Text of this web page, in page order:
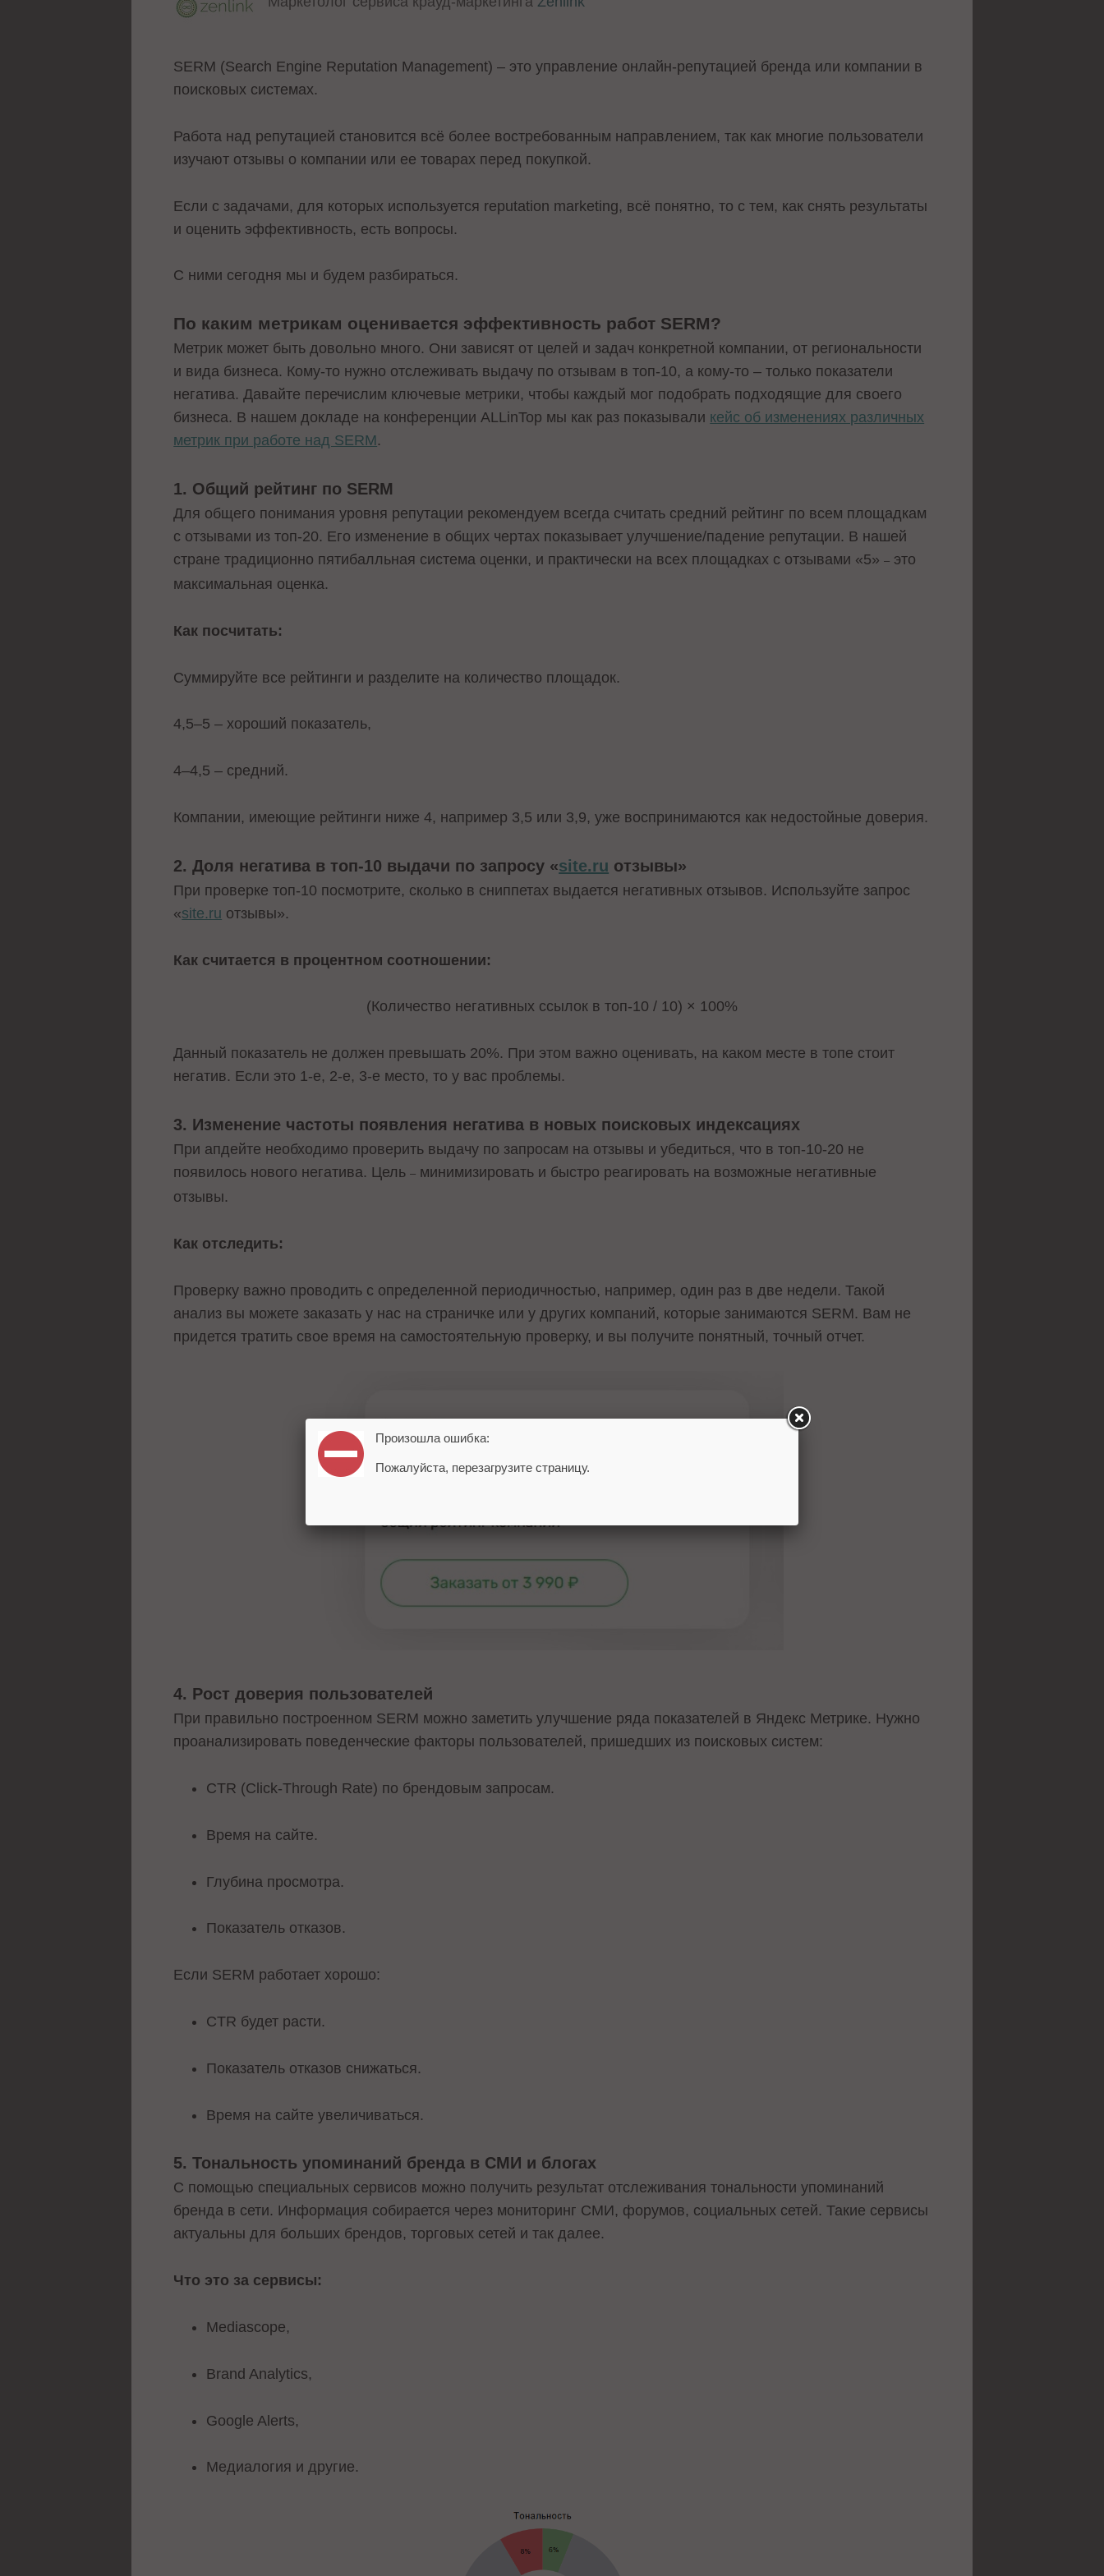
SERM (Search Engine Reputation Management) – это управление онлайн-репутацией бренда или компании в
поисковых системах.
Работа над репутацией становится всё более востребованным направлением, так как многие пользователи
изучают отзывы о компании или ее товарах перед покупкой.
Если с задачами, для которых используется reputation marketing, всё понятно, то с тем, как снять результаты
и оценить эффективность, есть вопросы.
С ними сегодня мы и будем разбираться.
По каким метрикам оценивается эффективность работ SERM?
Метрик может быть довольно много. Они зависят от целей и задач конкретной компании, от региональности
и вида бизнеса. Кому-то нужно отслеживать выдачу по отзывам в топ-10, а кому-то – только показатели
негатива. Давайте перечислим ключевые метрики, чтобы каждый мог подобрать подходящие для своего
бизнеса. В нашем докладе на конференции ALLinTop мы как раз показывали кейс об изменениях различных
метрик при работе над SERM.
1. Общий рейтинг по SERM
Для общего понимания уровня репутации рекомендуем всегда считать средний рейтинг по всем площадкам
с отзывами из топ-20. Его изменение в общих чертах показывает улучшение/падение репутации. В нашей
стране традиционно пятибалльная система оценки, и практически на всех площадках с отзывами «5»– это
максимальная оценка.
Как посчитать:
Суммируйте все рейтинги и разделите на количество площадок.
4,5–5 – хороший показатель,
4–4,5 – средний.
Компании, имеющие рейтинги ниже 4, например 3,5 или 3,9, уже воспринимаются как недостойные доверия.
2. Доля негатива в топ-10 выдачи по запросу «site.ru отзывы»
При проверке топ-10 посмотрите, сколько в сниппетах выдается негативных отзывов. Используйте запрос
«site.ru отзывы».
Как считается в процентном соотношении:
(Количество негативных ссылок в топ-10 / 10) × 100%
Данный показатель не должен превышать 20%. При этом важно оценивать, на каком месте в топе стоит
негатив. Если это 1-е, 2-е, 3-е место, то у вас проблемы.
3. Изменение частоты появления негатива в новых поисковых индексациях
При апдейте необходимо проверить выдачу по запросам на отзывы и убедиться, что в топ-10-20 не
появилось нового негатива. Цель– минимизировать и быстро реагировать на возможные негативные
отзывы.
Как отследить:
Проверку важно проводить с определенной периодичностью, например, один раз в две недели. Такой
анализ вы можете заказать у нас на страничке или у других компаний, которые занимаются SERM. Вам не
придется тратить свое время на самостоятельную проверку, и вы получите понятный, точный отчет.
4. Рост доверия пользователей
При правильно построенном SERM можно заметить улучшение ряда показателей в Яндекс Метрике. Нужно
проанализировать поведенческие факторы пользователей, пришедших из поисковых систем:
CTR (Click-Through Rate) по брендовым запросам.
Время на сайте.
Глубина просмотра.
Показатель отказов.
Если SERM работает хорошо:
CTR будет расти.
Показатель отказов снижаться.
Время на сайте увеличиваться.
5. Тональность упоминаний бренда в СМИ и блогах
С помощью специальных сервисов можно получить результат отслеживания тональности упоминаний
бренда в сети. Информация собирается через мониторинг СМИ, форумов, социальных сетей. Такие сервисы
актуальны для больших брендов, торговых сетей и так далее.
Что это за сервисы:
Mediascope,
Brand Analytics,
Google Alerts,
Медиалогия и другие.
Произошла ошибка:
Пожалуйста, перезагрузите страницу.